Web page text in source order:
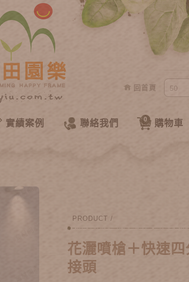
實績案例 聯絡我們 購物車
0
回首頁
PRODUCT /
花灑噴槍＋快速四
接頭